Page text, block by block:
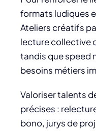
formats ludiques
Ateliers créatifs
lecture collective
tandis que speed
besoins métiers
Valoriser talents
précises :
bono, jurys de